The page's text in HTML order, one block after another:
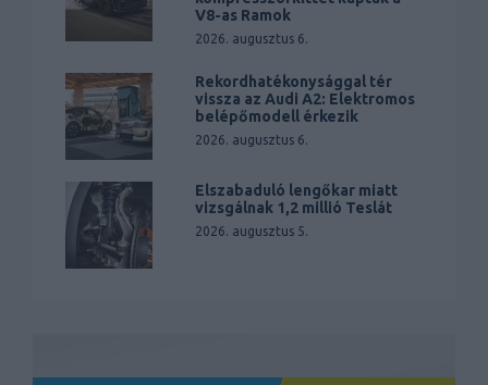
V8-as Ramok
2026. augusztus 6.
Rekordhatékonysággal tér
vissza az Audi A2: Elektromos
belépőmodell érkezik
2026. augusztus 6.
Elszabaduló lengőkar miatt
vizsgálnak 1,2 millió Teslát
2026. augusztus 5.